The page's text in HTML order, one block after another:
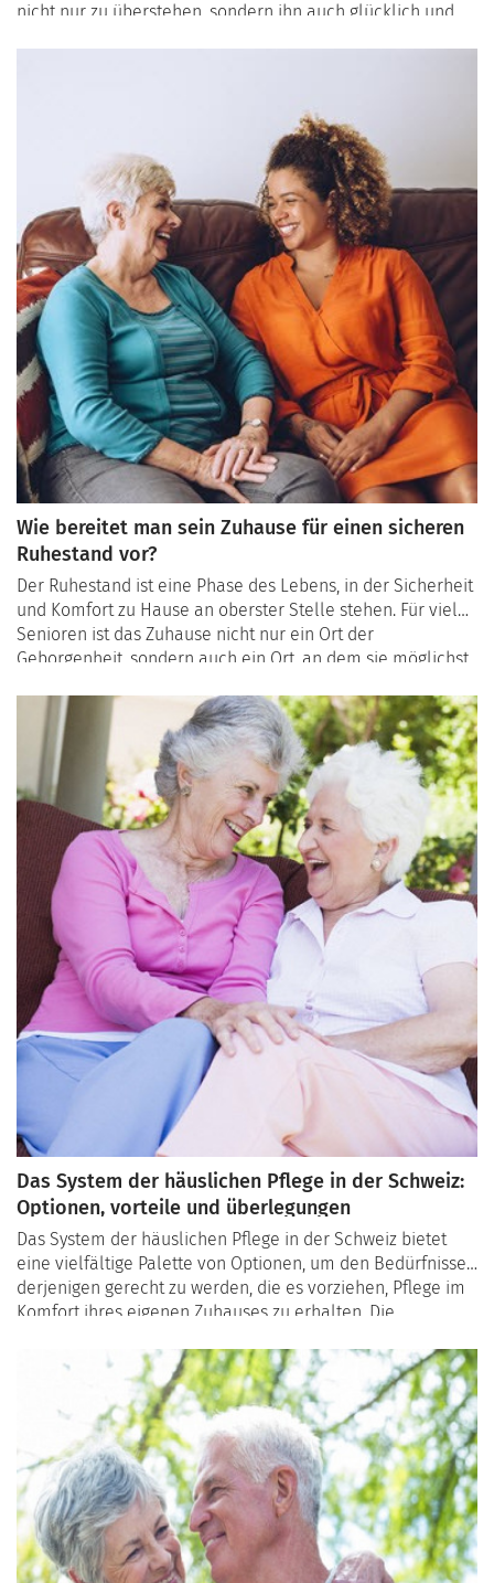
nicht nur zu überstehen, sondern ihn auch glücklich und
aus dieser neuen Lebensphase herausholen können.
Wie bereitet man sein Zuhause für einen sicheren
Ruhestand vor?
Der Ruhestand ist eine Phase des Lebens, in der Sicherheit
und Komfort zu Hause an oberster Stelle stehen. Für viele
Senioren ist das Zuhause nicht nur ein Ort der
Geborgenheit, sondern auch ein Ort, an dem sie möglichst
sein Zuhause sicher gestalten, ohne große Umbauten
vornehmen zu müssen? In diesem Artikel beantworten wir
die wichtigsten Fragen und geben praktische Tipps.
Das System der häuslichen Pflege in der Schweiz:
Optionen, vorteile und überlegungen
Das System der häuslichen Pflege in der Schweiz bietet
eine vielfältige Palette von Optionen, um den Bedürfnissen
derjenigen gerecht zu werden, die es vorziehen, Pflege im
Komfort ihres eigenen Zuhauses zu erhalten. Die
spezifischen Vorteile dieses Systems und wichtige
Überlegungen bei der Auswahl von Dienstleistungen
bieten.